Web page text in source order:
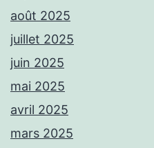
août 2025
juillet 2025
juin 2025
mai 2025
avril 2025
mars 2025